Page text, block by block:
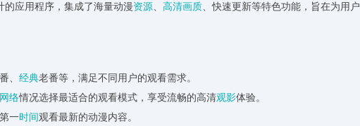
的应用程序，集成了海量动漫资源 高清画质 、快速更新等特色功能，旨在为用户
、 经典老番等，满足不同用户的观看需求。
网络情况选择最适合的观看模式，享受流畅的高清观影体验。
一时间观看最新的动漫内容。